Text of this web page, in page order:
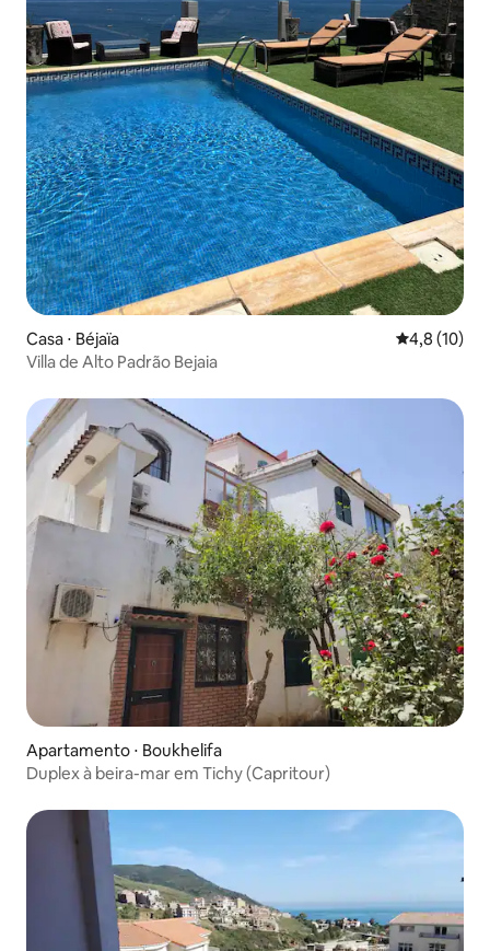
Casa ⋅ Béjaïa 4,8 de uma
4,8 (10)
Villa de Alto Padrão Bejaia
Apartamento ⋅ Boukhelifa
Duplex à beira-mar em Tichy (Capritour)